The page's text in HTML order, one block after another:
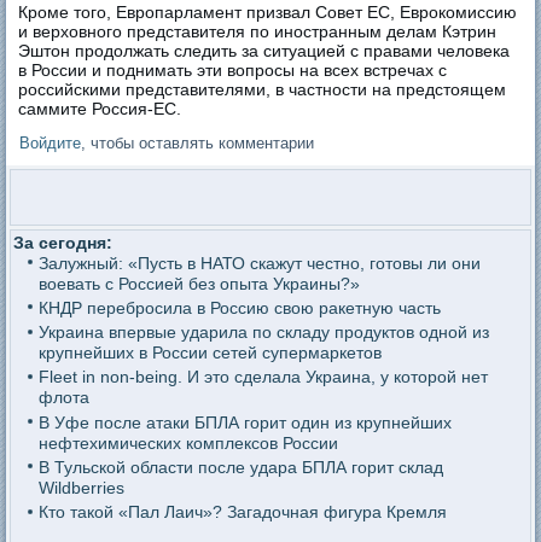
Кроме того, Европарламент призвал Совет ЕС, Еврокомиссию
и верховного представителя по иностранным делам Кэтрин
Эштон продолжать следить за ситуацией с правами человека
в России и поднимать эти вопросы на всех встречах с
российскими представителями, в частности на предстоящем
саммите Россия-ЕС.
Войдите , чтобы оставлять комментарии
За сегодня:
Залужный: «Пусть в НАТО скажут честно, готовы ли они
воевать с Россией без опыта Украины?»
КНДР перебросила в Россию свою ракетную часть
Украина впервые ударила по складу продуктов одной из
крупнейших в России сетей супермаркетов
Fleet in non-being. И это сделала Украина, у которой нет
флота
В Уфе после атаки БПЛА горит один из крупнейших
нефтехимических комплексов России
В Тульской области после удара БПЛА горит склад
Wildberries
Кто такой «Пал Лаич»? Загадочная фигура Кремля